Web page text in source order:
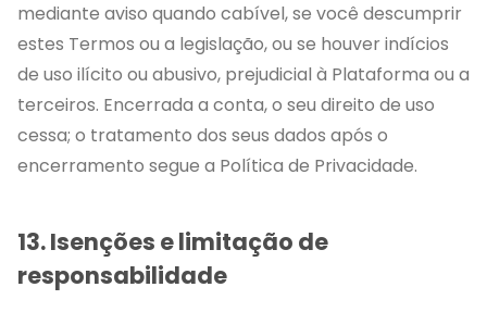
mediante aviso quando cabível, se você descumprir
estes Termos ou a legislação, ou se houver indícios
de uso ilícito ou abusivo, prejudicial à Plataforma ou a
terceiros. Encerrada a conta, o seu direito de uso
cessa; o tratamento dos seus dados após o
encerramento segue a Política de Privacidade.
13. Isenções e limitação de
responsabilidade